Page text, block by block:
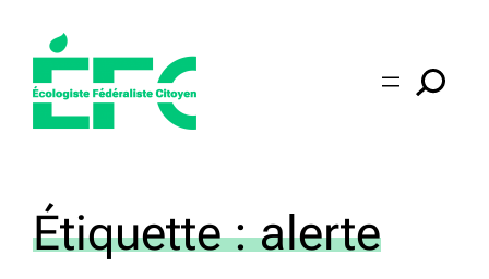
contenu
Étiquette :alerte